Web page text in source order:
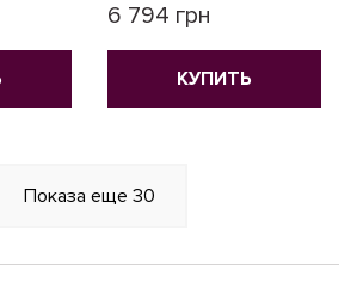
6 794 грн
КУПИТЬ
Показа еще 30